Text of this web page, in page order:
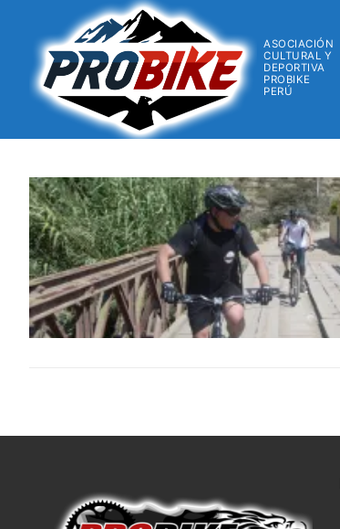
ASOCIACIÓN
CULTURAL Y
DEPORTIVA
PROBIKE
PERÚ